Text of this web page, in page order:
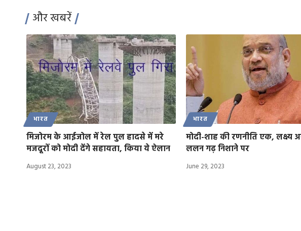
और खबरें
भारत
मिजोरम के आईजोल में रेल पुल हादसे में मरे
मजदूरों को मोदी देंगे सहायता, किया ये ऐलान
August 23, 2023
भारत
मोदी-शाह की रणनीति एक,
ललन गढ़ निशाने पर
June 29, 2023